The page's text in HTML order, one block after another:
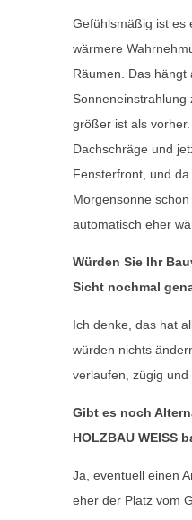
Gefühlsmäßig ist es
wärmere
Räumen. Das hängt
Sonneneinstrahlung
größer ist als
Dachschräge und
Fensterfront, und
Morgensonne
automatisch eher
Würden Sie Ihr
Sicht nochmal
Ich denke, das hat
würden nichts
verlaufen, zügig und
Gibt es noch
HOLZBAU WEISS
Ja, eventuell einen
eher der Platz vom